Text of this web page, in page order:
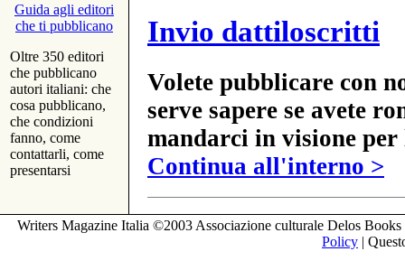
Guida agli editori
che ti pubblicano
Oltre 350 editori
che pubblicano
autori italiani: che
cosa pubblicano,
che condizioni
fanno, come
contattarli, come
presentarsi
Invio dattiloscritti
Volete pubblicare con
serve sapere se avete
mandarci in visione
Continua all'interno >
Writers Magazine Italia ©2003 Associazione culturale Delos
Policy |